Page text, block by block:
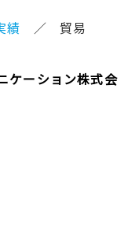
績 貿易
ケーション株式会